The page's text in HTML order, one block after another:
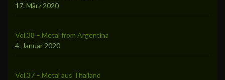
17. März 2020
Vol.38 – Metal from Argentina
4. Januar 2020
Vol.37 – Metal aus Thailand